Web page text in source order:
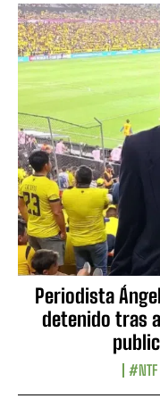
Periodista
detenido tras
#NTF